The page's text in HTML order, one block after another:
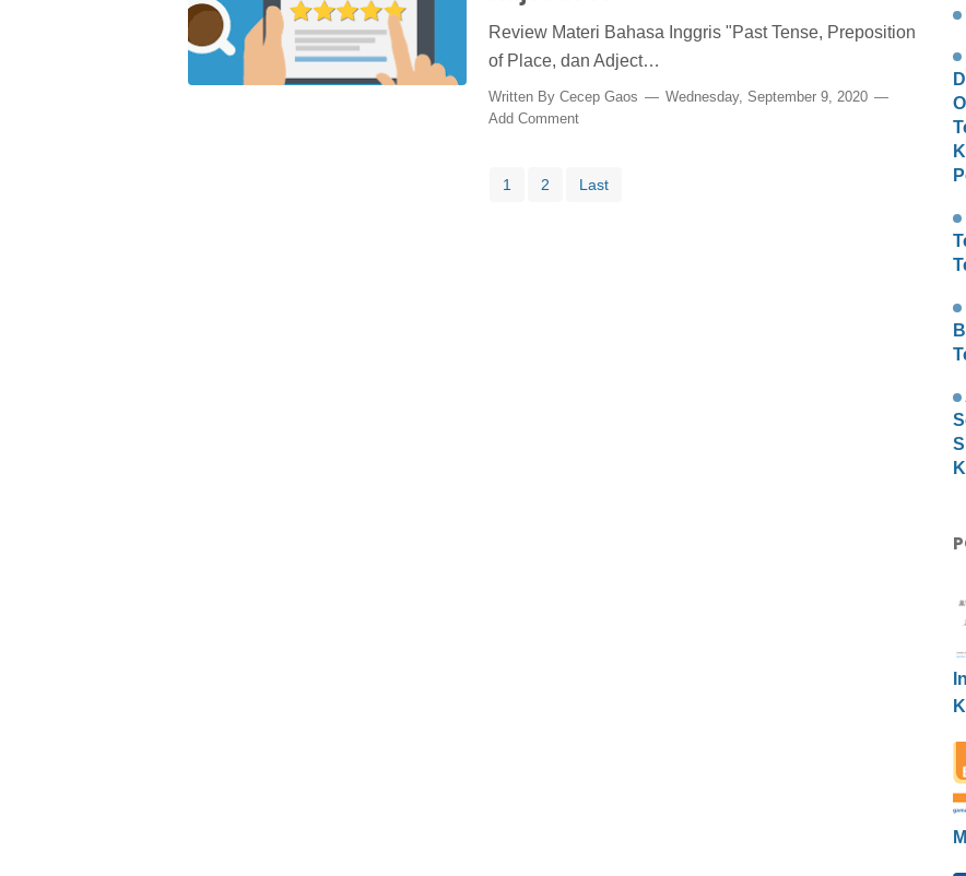
Review Materi Bahasa Inggris "Past Tense, Preposition
of Place, dan Adject…
Written By Cecep Gaos
Wednesday, September 9, 2020
Add Comment
1 2 Last